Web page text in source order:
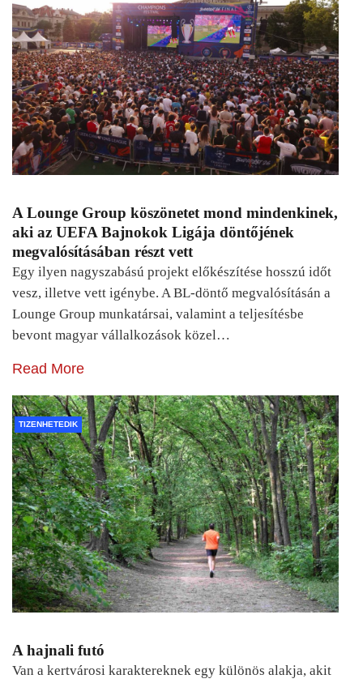
A Lounge Group köszönetet mond mindenkinek,
aki az UEFA Bajnokok Ligája döntőjének
megvalósításában részt vett
Egy ilyen nagyszabású projekt előkészítése hosszú időt
vesz, illetve vett igénybe. A BL-döntő megvalósításán a
Lounge Group munkatársai, valamint a teljesítésbe
bevont magyar vállalkozások közel…
Read More
TIZENHETEDIK
A hajnali futó
Van a kertvárosi karaktereknek egy különös alakja, akit